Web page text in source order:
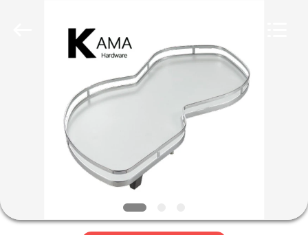
PRODUITS
DE
NOUS